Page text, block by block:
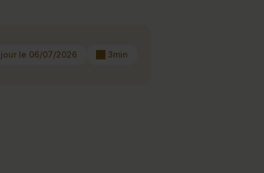
le 06/07/2026 3min